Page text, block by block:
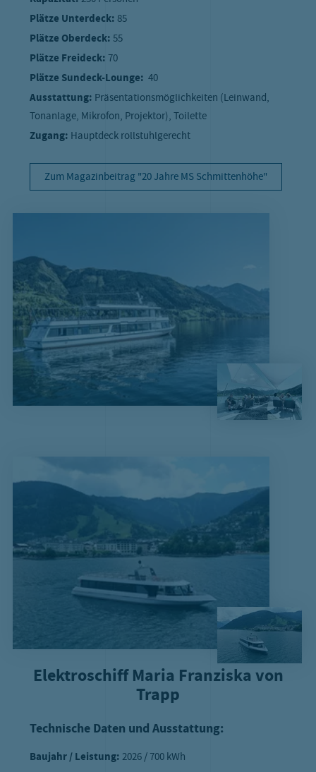
Plätze Unterdeck: 85
Plätze Oberdeck: 55
Plätze Freideck: 70
Plätze Sundeck-Lounge: 40
Ausstattung: Präsentationsmöglichkeiten (Leinwand,
Tonanlage, Mikrofon, Projektor), Toilette
Zugang: Hauptdeck rollstuhlgerecht
Zum Magazinbeitrag "20 Jahre MS Schmittenhöhe"
Elektroschiff Maria Franziska von
Trapp
Technische Daten und Ausstattung:
Baujahr / Leistung: 2026 / 700 kWh